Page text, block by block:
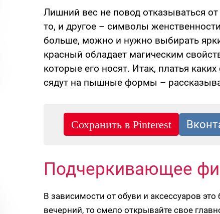
Лишний вес не повод отказываться
то, и другое – символы
больше, можно и нужно выбирать
красный обладает магическим
которые его носят. Итак, платья
сядут на пышные формы –
Подчеркивающее
В зависимости от обуви и аксессуаров
вечерний, то смело открывайте свое